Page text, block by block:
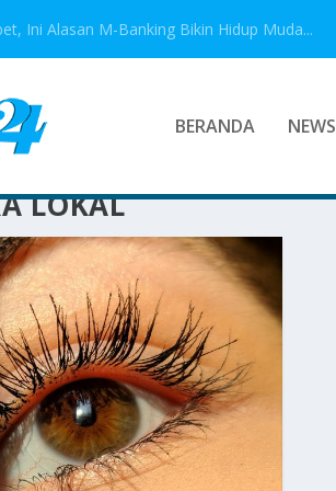
Ini Alasan M-Banking Bikin Hidup Muda...
BERANDA NEWS
LOKAL